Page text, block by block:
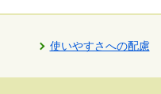
使いやすさへの配慮